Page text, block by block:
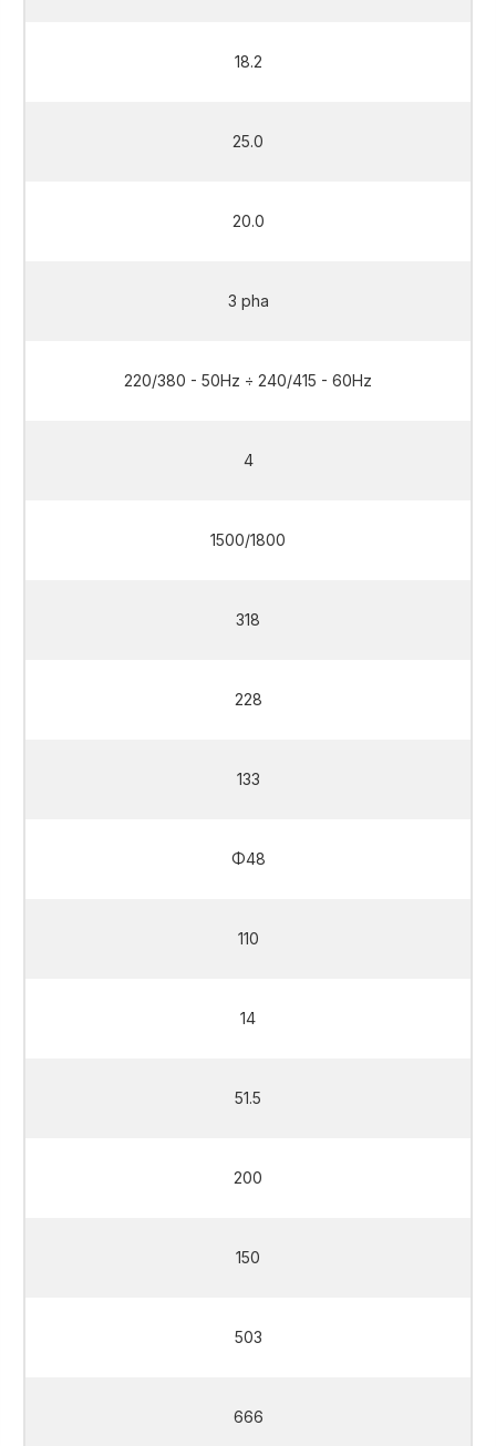
18.2
25.0
20.0
3 pha
220/380 - 50Hz ÷ 240/415 - 60Hz
4
1500/1800
318
228
133
Φ48
110
14
51.5
200
150
503
666